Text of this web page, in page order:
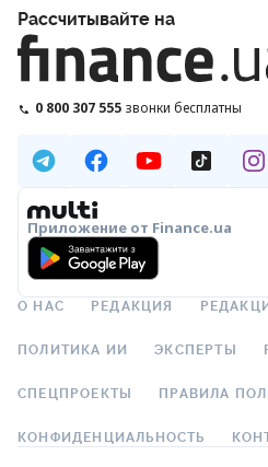
Рассчитывайте на
0 800 307 555 звонки бесплатны
Приложение от Finance.ua
О НАС РЕДАКЦИЯ
ПОЛИТИКА ИИ ЭКСПЕРТЫ
СПЕЦПРОЕКТЫ ПРАВИЛА
КОНФИДЕНЦИАЛЬНОСТЬ